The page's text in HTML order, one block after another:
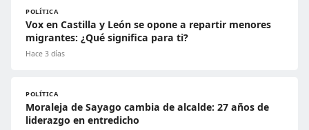
POLÍTICA
Vox en Castilla y León se opone a repartir menores
migrantes: ¿Qué significa para ti?
Hace 3 días
POLÍTICA
Moraleja de Sayago cambia de alcalde: 27 años de
liderazgo en entredicho